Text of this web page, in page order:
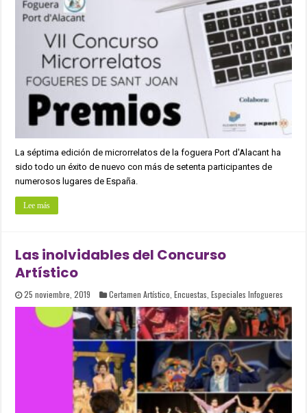
La séptima edición de microrrelatos de la foguera Port d'Alacant ha
sido todo un éxito de nuevo con más de setenta participantes de
numerosos lugares de España.
Lee más
Las inolvidables del Concurso
Artístico
25 noviembre, 2019 Certamen Artístico ,Encuestas ,Especiales Infogueres